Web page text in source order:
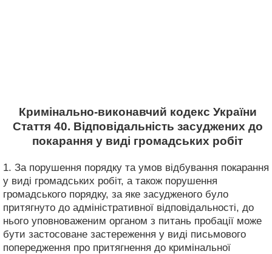
Кримінально-виконавчий кодекс України
Стаття 40. Відповідальність засуджених до
покарання у виді громадських робіт
1. За порушення порядку та умов відбування покарання
у виді громадських робіт, а також порушення
громадського порядку, за яке засудженого було
притягнуто до адміністративної відповідальності, до
нього уповноваженим органом з питань пробації може
бути застосоване застереження у виді письмового
попередження про притягнення до кримінальної